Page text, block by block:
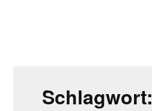
Schlagwort: